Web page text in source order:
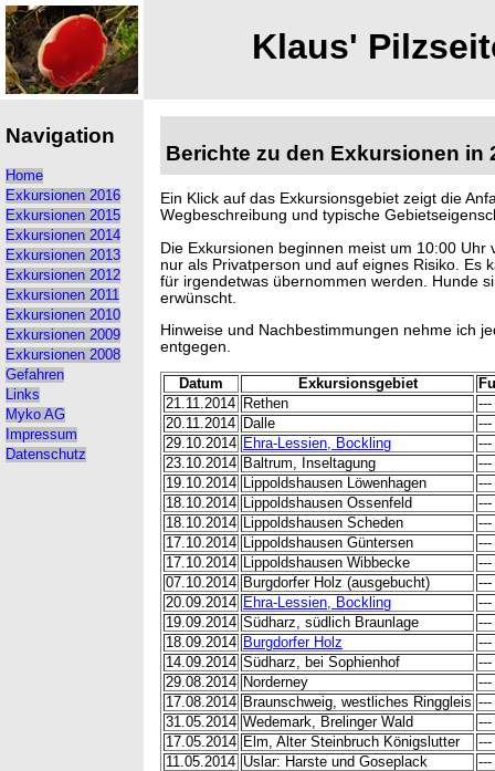
Klaus'
Navigation
Home
Exkursionen 2016
Exkursionen 2015
Exkursionen 2014
Exkursionen 2013
Exkursionen 2012
Exkursionen 2011
Exkursionen 2010
Exkursionen 2009
Exkursionen 2008
Gefahren
Links
Myko AG
Impressum
Datenschutz
Berichte zu den Exkursionen in
Ein Klick auf das Exkursionsgebiet zeigt die
Wegbeschreibung und typische
Die Exkursionen beginnen meist um 10:00 Uhr
nur als Privatperson und auf eignes Risiko. Es
für irgendetwas übernommen werden. Hunde
erwünscht.
Hinweise und Nachbestimmungen nehme ich
entgegen.
Datum Exkursionsgebiet
21.11.2014 Rethen
---
20.11.2014 Dalle
---
29.10.2014 Ehra-Lessien, Bockling
---
23.10.2014 Baltrum, Inseltagung
---
19.10.2014 Lippoldshausen Löwenhagen
---
18.10.2014 Lippoldshausen Ossenfeld
---
18.10.2014 Lippoldshausen Scheden
---
17.10.2014 Lippoldshausen Güntersen
---
17.10.2014 Lippoldshausen Wibbecke
---
07.10.2014 Burgdorfer Holz (ausgebucht)
---
20.09.2014 Ehra-Lessien, Bockling
---
19.09.2014 Südharz, südlich Braunlage
---
18.09.2014 Burgdorfer Holz
---
14.09.2014 Südharz, bei Sophienhof
---
29.08.2014 Norderney
---
17.08.2014 Braunschweig, westliches Ringgleis ---
31.05.2014 Wedemark, Brelinger Wald
---
17.05.2014 Elm, Alter Steinbruch Königslutter
---
11.05.2014 Uslar: Harste und Goseplack
---